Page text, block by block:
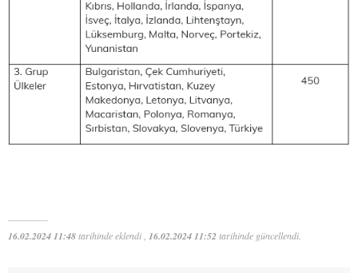
16.02.2024 11:48tarihinde eklendi , 16.02.2024 11:52tarihinde güncellendi.